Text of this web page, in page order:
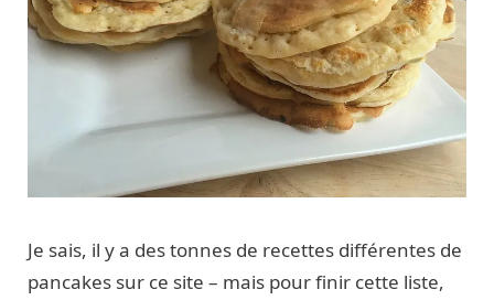
Je sais, il y a des tonnes de recettes différentes de
pancakes sur ce site – mais pour finir cette liste,